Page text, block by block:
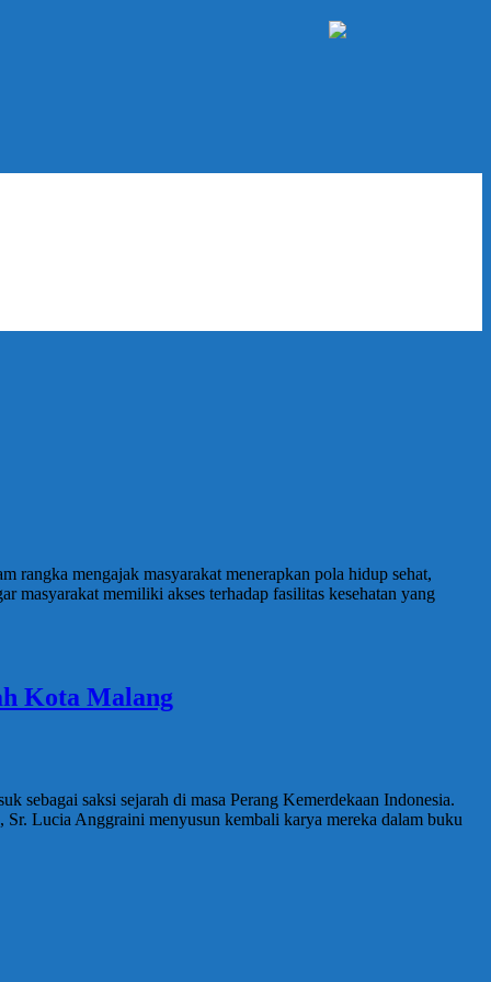
mengajak masyarakat menerapkan pola hidup sehat,
memiliki akses terhadap fasilitas kesehatan yang
Kota Malang
sebagai saksi sejarah di masa Perang Kemerdekaan Indonesia.
Lucia Anggraini menyusun kembali karya mereka dalam buku